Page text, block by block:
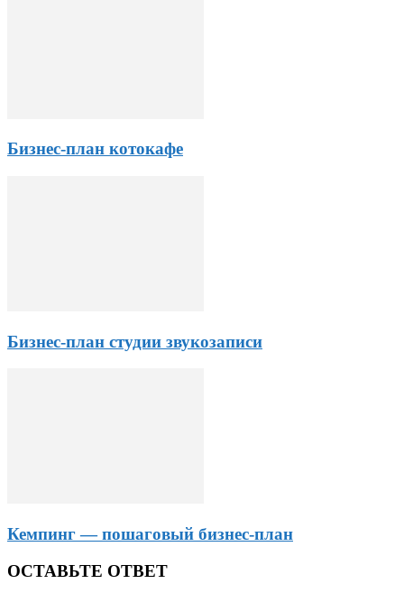
Бизнес-план котокафе
Бизнес-план студии звукозаписи
Кемпинг — пошаговый бизнес-план
ОСТАВЬТЕ ОТВЕТ